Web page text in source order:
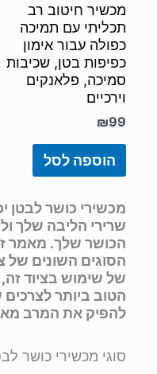
מכשיר חיטוב רב
תכליתי עם תמיכה
כפולה עבור אימון
כפיפות בטן, שכיבות
סמיכה, פלאנקים
וירכיים
₪99
הוספה לסל
מכשירי כושר לבטן
שרירי הליבה שלך
הכושר שלך. מאמר
הסוגים השונים של
של שימוש בציוד
הטוב ביותר
להפיק את המרב
סוגי מכשירי כושר